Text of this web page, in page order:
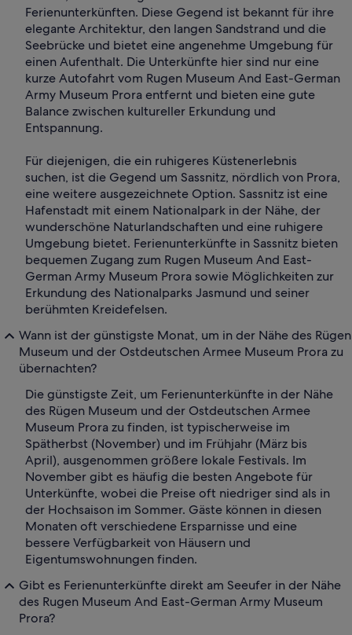
Ferienunterkünften. Diese Gegend ist bekannt für ihre
elegante Architektur, den langen Sandstrand und die
Seebrücke und bietet eine angenehme Umgebung für
einen Aufenthalt. Die Unterkünfte hier sind nur eine
kurze Autofahrt vom Rugen Museum And East-German
Army Museum Prora entfernt und bieten eine gute
Balance zwischen kultureller Erkundung und
Entspannung.
Für diejenigen, die ein ruhigeres Küstenerlebnis
suchen, ist die Gegend um Sassnitz, nördlich von Prora,
eine weitere ausgezeichnete Option. Sassnitz ist eine
Hafenstadt mit einem Nationalpark in der Nähe, der
wunderschöne Naturlandschaften und eine ruhigere
Umgebung bietet. Ferienunterkünfte in Sassnitz bieten
bequemen Zugang zum Rugen Museum And East-
German Army Museum Prora sowie Möglichkeiten zur
Erkundung des Nationalparks Jasmund und seiner
berühmten Kreidefelsen.
Wann ist der günstigste Monat, um in der Nähe des Rügen
Museum und der Ostdeutschen Armee Museum Prora zu
übernachten?
Die günstigste Zeit, um Ferienunterkünfte in der Nähe
des Rügen Museum und der Ostdeutschen Armee
Museum Prora zu finden, ist typischerweise im
Spätherbst (November) und im Frühjahr (März bis
April), ausgenommen größere lokale Festivals. Im
November gibt es häufig die besten Angebote für
Unterkünfte, wobei die Preise oft niedriger sind als in
der Hochsaison im Sommer. Gäste können in diesen
Monaten oft verschiedene Ersparnisse und eine
bessere Verfügbarkeit von Häusern und
Eigentumswohnungen finden.
Gibt es Ferienunterkünfte direkt am Seeufer in der Nähe
des Rugen Museum And East-German Army Museum
Prora?